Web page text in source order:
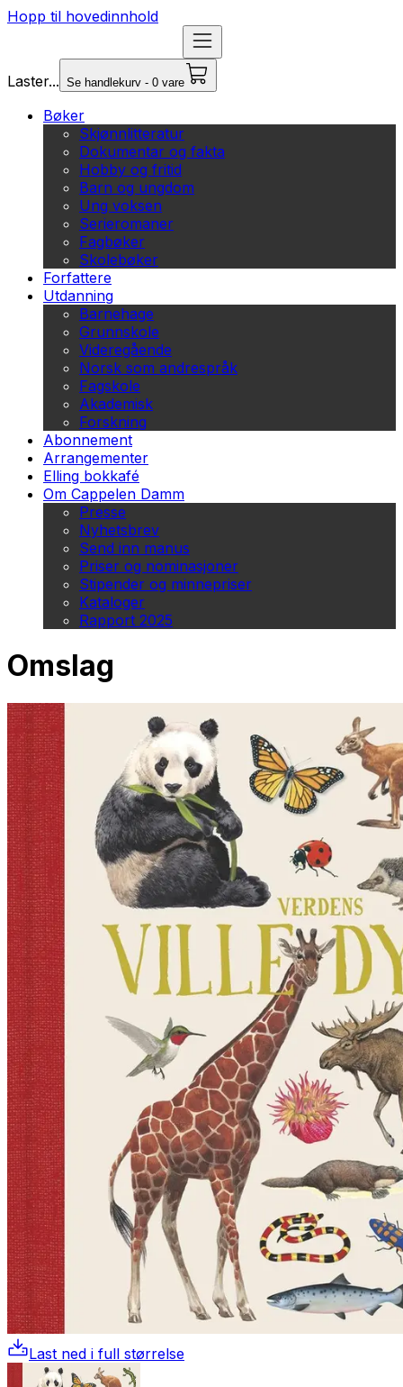
Hopp til hovedinnhold
Laster... Se handlekurv - 0 vare
Bøker
Skjønnlitteratur
Dokumentar og fakta
Hobby og fritid
Barn og ungdom
Ung voksen
Serieromaner
Fagbøker
Skolebøker
Forfattere
Utdanning
Barnehage
Grunnskole
Videregående
Norsk som andrespråk
Fagskole
Akademisk
Forskning
Abonnement
Arrangementer
Elling bokkafé
Om Cappelen Damm
Presse
Nyhetsbrev
Send inn manus
Priser og nominasjoner
Stipender og minnepriser
Kataloger
Rapport 2025
Omslag
Last ned i full størrelse